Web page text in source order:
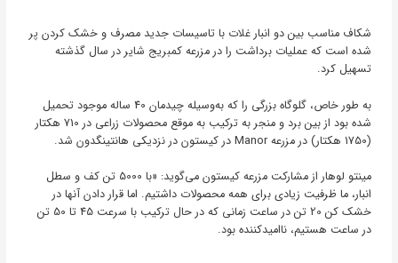
شکاف مناسب بین دو انبار غلات با تاسیسات جدید مصرف و خشک کردن پر
شده است که عملیات برداشت را در مزرعه کمبریج شایر در سال گذشته
تسهیل کرد.
به طور خاص، گلوگاه بزرگی را که به‌وسیله چیدمان 40 ساله موجود تحمیل
شده بود از بین برد و منجر به ترکیب به موقع محصولات زراعی در 710 هکتار
(1750 هکتار) در مزرعه Manor در کیستون در نزدیکی هانتینگدون شد.
مینتو لوهار از مشارکت مزرعه کیستون می‌گوید: «با 5000 تن کف و سطل
انبار، ما ظرفیت زیادی برای همه محصولات داشتیم. اما قرار دادن آنها در
خشک کن 20 تن در ساعت زمانی که در حال ترکیب با سرعت 45 تا 50 تن
در ساعت هستیم، ناامیدکننده بود.